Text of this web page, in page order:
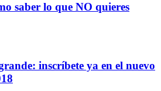
saber lo que NO quieres
inscríbete ya en el nuevo